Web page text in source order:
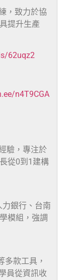
，致力於協
提升生產
62uqz2
n4T9CGA
驗，專注於
從0到1建構
銀行、台南
模組，強調
多款工具，
員從資訊收